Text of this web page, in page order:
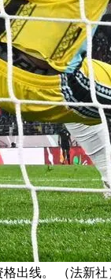
出线。 （法新社